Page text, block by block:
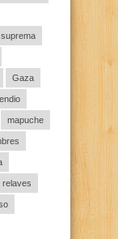
Gaza
mapuche
relaves